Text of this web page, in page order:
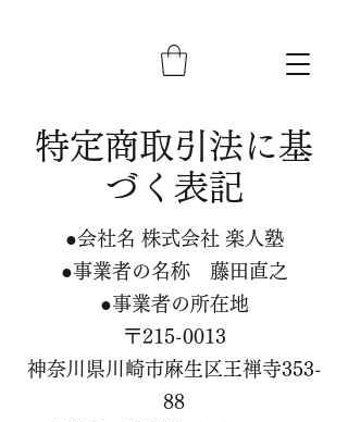
特定商取引法に基
づく表記
●会社名 株式会社 楽人塾
●事業者の名称 藤田直之
●事業者の所在地
〒215-0013
神奈川県川崎市麻生区王禅寺353-
88